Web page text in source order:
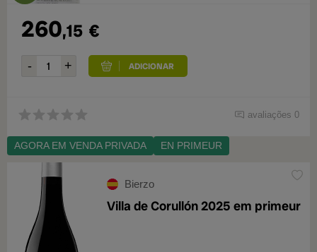
260,15 €
avaliações 0
AGORA EM VENDA PRIVADA EN PRIMEUR
Bierzo
Villa de Corullón 2025 em primeur